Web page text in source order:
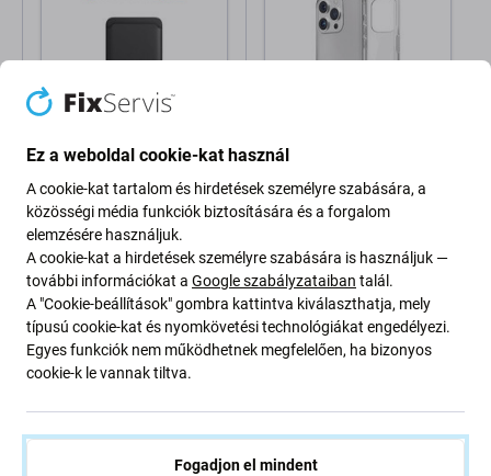
FixPremium
pénztárca, fekete
3 600 Ft
Raktáron
SBS
iPhone 16 Pro, átlátszó
4 800 Ft
Raktáron
Ez a weboldal cookie-kat használ
A cookie-kat tartalom és hirdetések személyre szabására, a
közösségi média funkciók biztosítására és a forgalom
elemzésére használjuk.
A cookie-kat a hirdetések személyre szabására is használjuk —
további információkat a Google szabályzataiban talál.
A "Cookie-beállítások" gombra kattintva kiválaszthatja, mely
típusú cookie-kat és nyomkövetési technológiákat engedélyezi.
Egyes funkciók nem működhetnek megfelelően, ha bizonyos
cookie-k le vannak tiltva.
Fogadjon el mindent